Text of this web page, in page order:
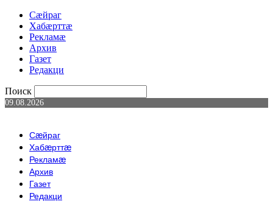
Сæйраг
Хабæрттæ
Рекламæ
Архив
Газет
Редакци
Поиск
09.08.2026
Сæйраг
Хабæрттæ
Рекламæ
Архив
Газет
Редакци